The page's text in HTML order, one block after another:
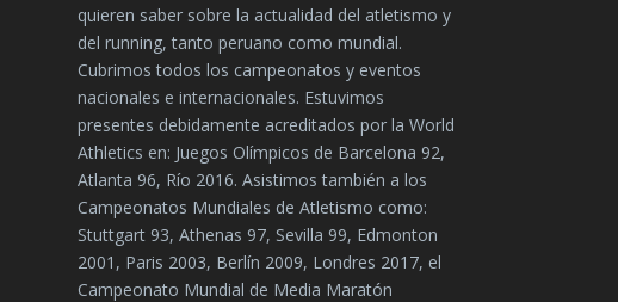
quieren saber sobre la actualidad del atletismo y
del running, tanto peruano como mundial.
Cubrimos todos los campeonatos y eventos
nacionales e internacionales. Estuvimos
presentes debidamente acreditados por la World
Athletics en: Juegos Olímpicos de Barcelona 92,
Atlanta 96, Río 2016. Asistimos también a los
Campeonatos Mundiales de Atletismo como:
Stuttgart 93, Athenas 97, Sevilla 99, Edmonton
2001, Paris 2003, Berlín 2009, Londres 2017, el
Campeonato Mundial de Media Maratón